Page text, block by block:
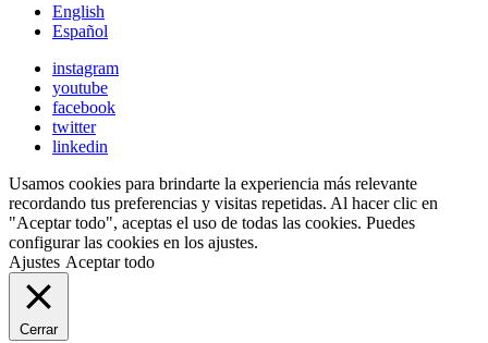
English
Español
instagram
youtube
facebook
twitter
linkedin
Usamos cookies para brindarte la experiencia más relevante
recordando tus preferencias y visitas repetidas. Al hacer clic en
"Aceptar todo", aceptas el uso de todas las cookies. Puedes
configurar las cookies en los ajustes.
Ajustes Aceptar todo
Cerrar